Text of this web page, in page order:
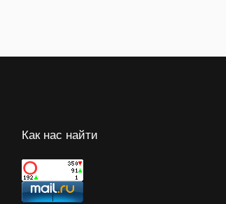
Как нас найти